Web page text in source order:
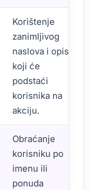
Korištenje
zanimljivog
naslova i opisa
koji će
podstaći
korisnika na
akciju.
Obraćanje
korisniku po
imenu ili
ponuda